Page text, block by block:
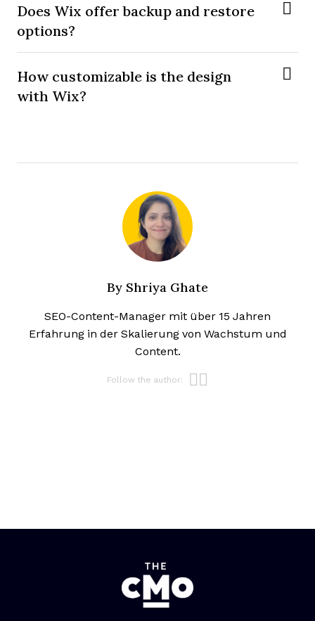
Does Wix offer backup and restore
options?
How customizable is the design
with Wix?
By Shriya Ghate
SEO-Content-Manager mit über 15 Jahren
Erfahrung in der Skalierung von Wachstum und
Content.
Follow the author: Opens new